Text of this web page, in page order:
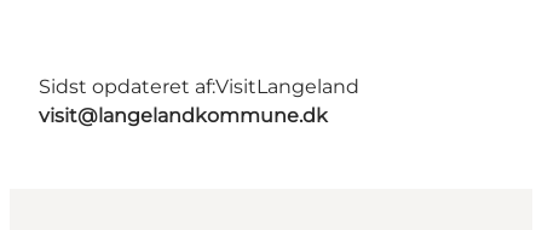
Sidst opdateret af:VisitLangeland
visit@langelandkommune.dk